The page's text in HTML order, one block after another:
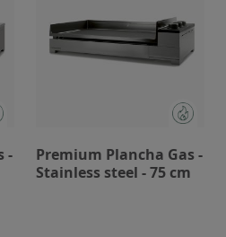
-
Premium Plancha Gas -
Stainless steel - 75 cm